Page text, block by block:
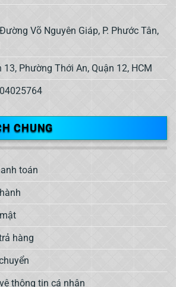
Võ Nguyên Giáp, P. Phước Tân,
13, Phường Thới An, Quận 12, HCM
CHUNG
toán
hàng
thông tin cá nhân